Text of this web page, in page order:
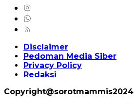
Disclaimer
Pedoman Media Siber
Privacy Policy
Redaksi
Copyright@sorotmammis2024